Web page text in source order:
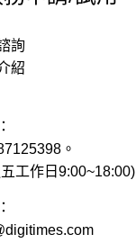
詢
紹
。
工作日9:00~18:00)